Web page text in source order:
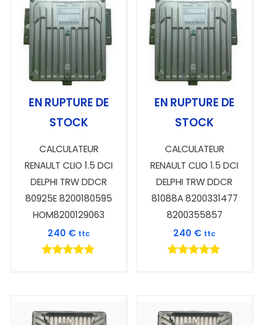
EN RUPTURE DE
STOCK
CALCULATEUR
RENAULT CLIO 1.5 DCI
DELPHI TRW DDCR
80925E 8200180595
HOM8200129063
240 € ttc
EN RUPTURE DE
STOCK
CALCULATEUR
RENAULT CLIO 1.5 DCI
DELPHI TRW DDCR
81088A 8200331477
8200355857
240 € ttc